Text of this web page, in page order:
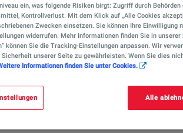
bezahlen?
an unseren Stationen auf verschiedene
ein, was folgende Risiken birgt: Zugriff durch
Kontrollverlust. Mit dem Klick auf „Alle Cookies
Zwecken einsetzen. Sie können Ihre
widerrufen. Mehr Informationen finden Sie in
können Sie die Tracking-Einstellungen anpassen. Wir
Sicherheit unserer Seite zu gewährleisten. Wenn Sie dies
Informationen finden Sie unter Cookies.
Alle